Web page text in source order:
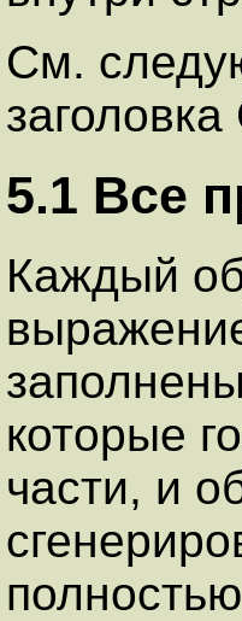
См.
заголовка
5.1 Все
Каждый
которые
части, и